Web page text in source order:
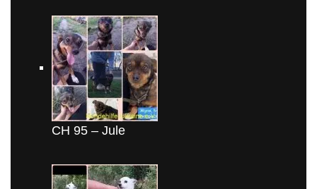
CH 95 – Jule